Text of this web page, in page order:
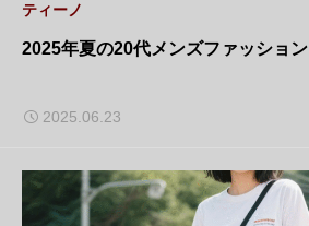
ティーノ
2025年夏の20代メンズファッション
2025.06.23